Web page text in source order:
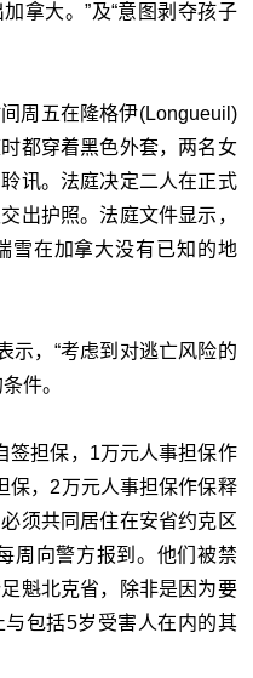
拿大。”及“意图剥夺孩子
周五在隆格伊(Longueuil)
都穿着黑色外套，两名女
讯。法庭决定二人在正式
出护照。法庭文件显示，
雪在加拿大没有已知的地
示，“考虑到对逃亡风险的
件。
签担保，1万元人事担保作
保，2万元人事担保作保释
须共同居住在安省约克区
周向警方报到。他们被禁
魁北克省，除非是因为要
包括5岁受害人在内的其